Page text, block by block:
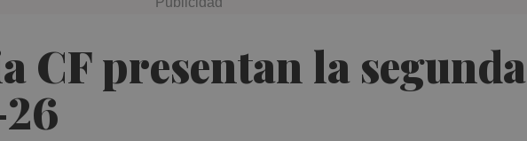
CF presentan la segunda